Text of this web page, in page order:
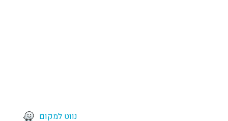
נווט למקום